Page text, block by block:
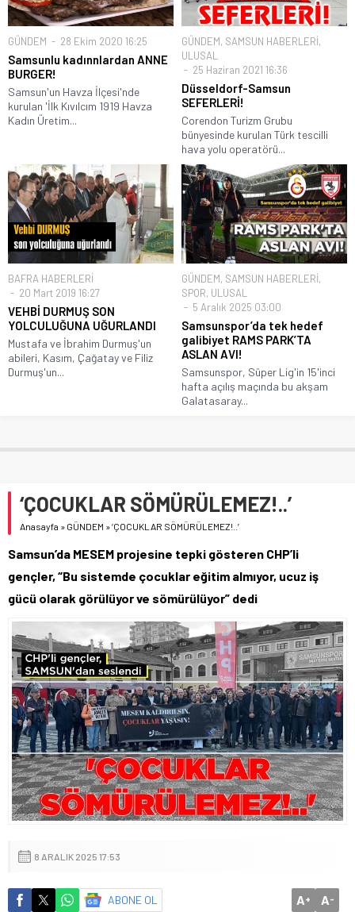
GÜNDEM 28 Ekim 2020 16:25
Samsunlu kadınnlardan ANNE
BURGER!
Samsun'un Havza İlçesi'nde
kurulan 'İlk Kıvılcım 1919 Havza
Kadın Üretim...
GÜNDEM, SAMSUN HABERLERİ,
ULUSAL
25 Haziran 2021 16:36
Düsseldorf-Samsun
SEFERLERİ!
Corendon Turizm Grubu
bünyesinde kurulan Türk tescilli
hava yolu operatörü...
BAFRA HABERLERİ
20 Mart 2019 16:27
VEHBİ DURMUŞ SON
YOLCULUĞUNA UĞURLANDI
Mustafa ve İbrahim Durmuş'un
abileri, Kasım, Çağatay ve Filiz
Durmuş'un...
GÜNDEM, SAMSUN HABERLERİ,
SPOR, ULUSAL
5 Aralık 2025 03:00
Samsunspor’da tek hedef
galibiyet RAMS PARK’TA
ASLAN AVI!
Samsunspor, Süper Lig'in 15'inci
hafta açılış maçında bu akşam
Galatasaray...
‘ÇOCUKLAR SÖMÜRÜLEMEZ!..’
Anasayfa » GÜNDEM »‘ÇOCUKLAR SÖMÜRÜLEMEZ!..’
Samsun’da MESEM projesine tepki gösteren CHP’li
gençler, “Bu sistemde çocuklar eğitim almıyor, ucuz iş
gücü olarak görülüyor ve sömürülüyor” dedi
8 ARALIK 2025 17:53
ABONE OL A+ A-